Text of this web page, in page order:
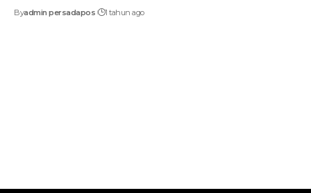
Byadmin persadapos 1 tahun ago